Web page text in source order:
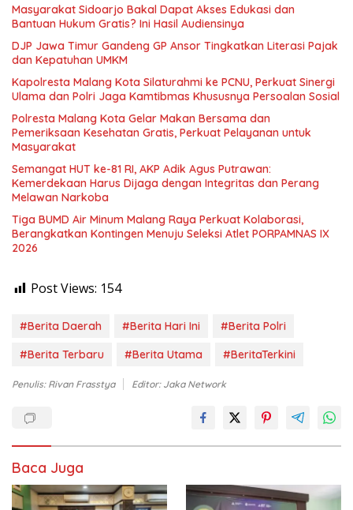
Masyarakat Sidoarjo Bakal Dapat Akses Edukasi dan
Bantuan Hukum Gratis? Ini Hasil Audiensinya
DJP Jawa Timur Gandeng GP Ansor Tingkatkan Literasi Pajak
dan Kepatuhan UMKM
Kapolresta Malang Kota Silaturahmi ke PCNU, Perkuat Sinergi
Ulama dan Polri Jaga Kamtibmas Khususnya Persoalan Sosial
Polresta Malang Kota Gelar Makan Bersama dan
Pemeriksaan Kesehatan Gratis, Perkuat Pelayanan untuk
Masyarakat
Semangat HUT ke-81 RI, AKP Adik Agus Putrawan:
Kemerdekaan Harus Dijaga dengan Integritas dan Perang
Melawan Narkoba
Tiga BUMD Air Minum Malang Raya Perkuat Kolaborasi,
Berangkatkan Kontingen Menuju Seleksi Atlet PORPAMNAS IX
2026
Post Views: 154
#Berita Daerah #Berita Hari Ini
#Berita Polri
#Berita Terbaru
#Berita Utama #BeritaTerkini
Penulis: Rivan Frasstya Editor: Jaka Network
Baca Juga